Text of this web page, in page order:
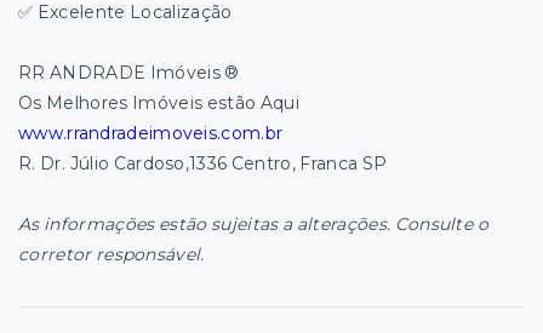
✅ Excelente Localização
RR ANDRADE Imóveis ®
Os Melhores Imóveis estão Aqui
www.rrandradeimoveis.com.br
R. Dr. Júlio Cardoso,1336 Centro, Franca SP
As informações estão sujeitas a alterações. Consulte o
corretor responsável.